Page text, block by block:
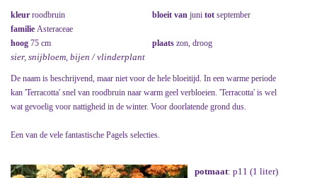
kleur roodbruin bloeit van juni tot september
familie Asteraceae
hoog 75 cm plaats zon, droog
sier, snijbloem, bijen / vlinderplant
De naam is beschrijvend, maar niet voor de hele bloeitijd. In een warme periode
kan 'Terracotta' snel van roodbruin naar warm geel verbloeien. 'Terracotta' is wel
wat gevoelig voor nattigheid in de winter. Voor doorlatende grond dus.
Een van de vele fantastische Pagels selecties.
potmaat: p11 (1 liter)